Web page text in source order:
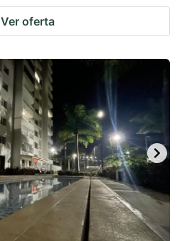
Ver oferta